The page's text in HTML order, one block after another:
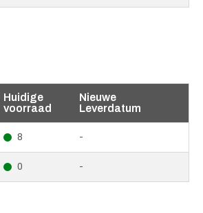
Huidige
voorraad
Nieuwe
Leverdatum
8 -
0 -